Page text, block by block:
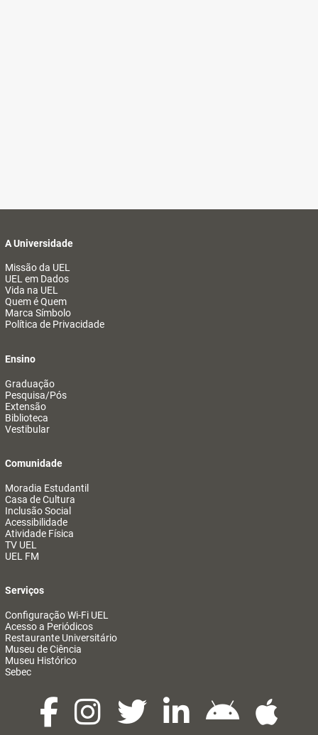
A Universidade
Missão da UEL
UEL em Dados
Vida na UEL
Quem é Quem
Marca Símbolo
Política de Privacidade
Ensino
Graduação
Pesquisa/Pós
Extensão
Biblioteca
Vestibular
Comunidade
Moradia Estudantil
Casa de Cultura
Inclusão Social
Acessibilidade
Atividade Física
TV UEL
UEL FM
Serviços
Configuração Wi-Fi UEL
Acesso a Periódicos
Restaurante Universitário
Museu de Ciência
Museu Histórico
Sebec